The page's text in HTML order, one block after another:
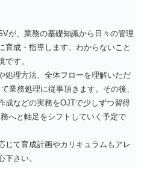
が、業務の基礎知識から日々の管理
育成・指導します。わからないこと
です。
処理方法、全体フローを理解いただ
業務処理に従事頂きます。その後、
成などの実務をOJTで少しずつ習得
へと軸足をシフトしていく予定で
じて育成計画やカリキュラムもアレ
下さい。